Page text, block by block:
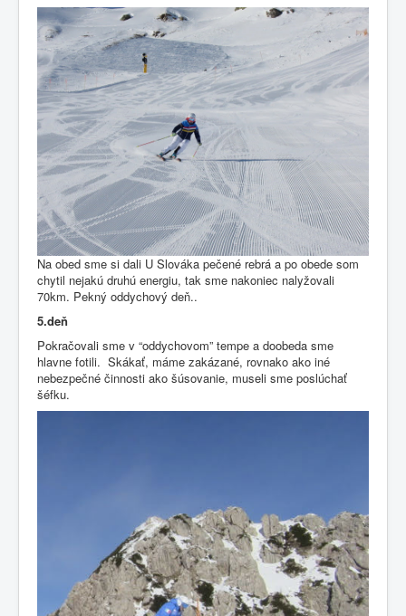
Na obed sme si dali U Slováka pečené rebrá a po obede som
chytil nejakú druhú energiu, tak sme nakoniec nalyžovali
70km. Pekný oddychový deň..
5.deň
Pokračovali sme v “oddychovom” tempe a doobeda sme
hlavne fotili. Skákať, máme zakázané, rovnako ako iné
nebezpečné činnosti ako šúsovanie, museli sme poslúchať
šéfku.